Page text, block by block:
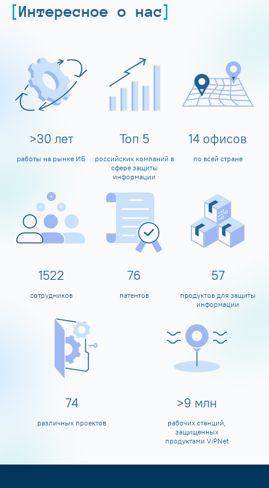
Интересное о нас
>30 лет
работы на рынке ИБ
Топ 5
российских компаний в
сфере защиты
информации
14 офисов
по всей стране
1600
сотрудников
80
патентов
60
продуктов для защиты
информации
80
различных проектов
>10 млн
рабочих станций,
защищенных
продуктами ViPNet